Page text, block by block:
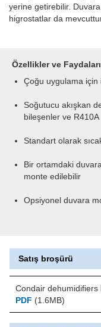
yerine getirebilir.
higrostatlar da
Özellikler ve Faydaları
Çoğu uygulama
Soğutucu akışkan
bileşenler ve R410A
Standart olarak
Bir ortamdaki
monte edilebilir
Opsiyonel duvara
Satış broşürü
Condair
PDF (1.6MB)